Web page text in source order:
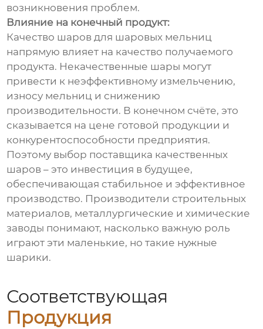
возникновения проблем.
Влияние на конечный продукт:
Качество шаров для шаровых мельниц
напрямую влияет на качество получаемого
продукта. Некачественные шары могут
привести к неэффективному измельчению,
износу мельниц и снижению
производительности. В конечном счёте, это
сказывается на цене готовой продукции и
конкурентоспособности предприятия.
Поэтому выбор поставщика качественных
шаров – это инвестиция в будущее,
обеспечивающая стабильное и эффективное
производство. Производители строительных
материалов, металлургические и химические
заводы понимают, насколько важную роль
играют эти маленькие, но такие нужные
шарики.
Соответствующая
Продукция